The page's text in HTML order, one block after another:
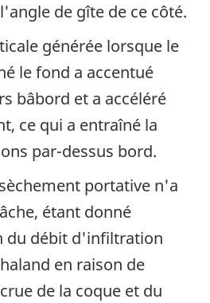
de gîte de ce côté.
générée lorsque le
le fond a accentué
bâbord et a accéléré
ce qui a entraîné la
par-dessus bord.
portative n'a
étant donné
du débit d'infiltration
en raison de
de la coque et du